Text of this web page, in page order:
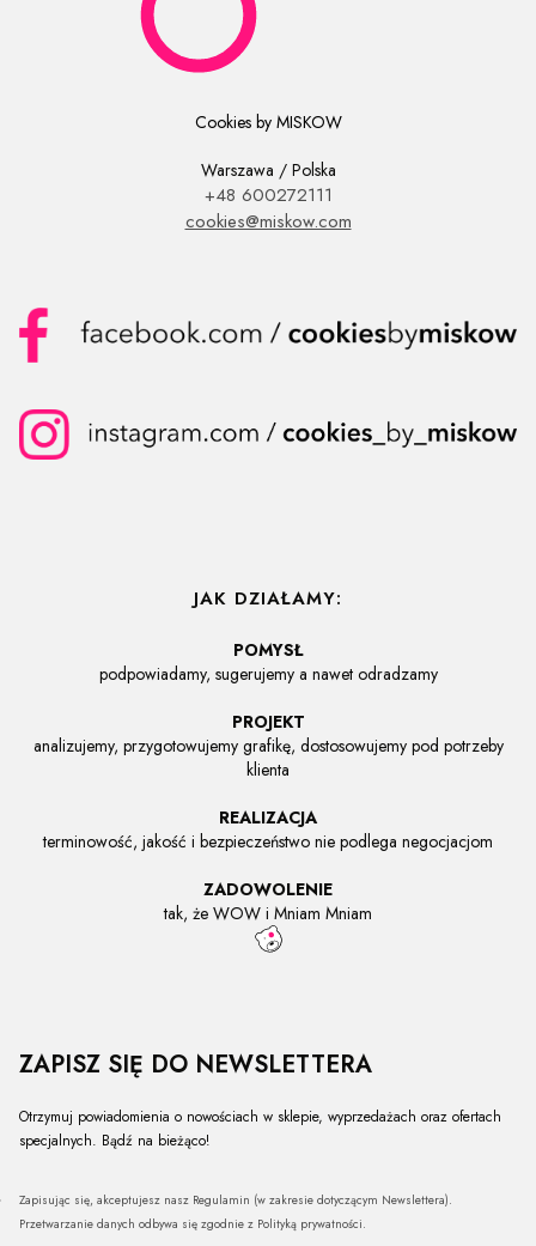
Cookies by MISKOW
Warszawa / Polska
+48 600272111
cookies@miskow.com
JAK DZIAŁAMY:
POMYSŁ
podpowiadamy, sugerujemy a nawet odradzamy
PROJEKT
analizujemy, przygotowujemy grafikę, dostosowujemy pod potrzeby
klienta
REALIZACJA
terminowość, jakość i bezpieczeństwo nie podlega negocjacjom
ZADOWOLENIE
tak, że WOW i Mniam Mniam
ZAPISZ SIĘ DO NEWSLETTERA
Otrzymuj powiadomienia o nowościach w sklepie, wyprzedażach oraz ofertach
specjalnych. Bądź na bieżąco!
Zapisując się, akceptujesz nasz Regulamin (w zakresie dotyczącym Newslettera).
Przetwarzanie danych odbywa się zgodnie z Polityką prywatności.